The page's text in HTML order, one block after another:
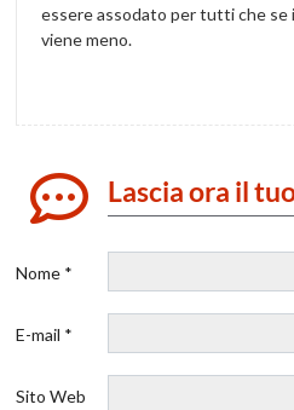
essere assodato per tutti che se
viene meno.
Lascia ora il
Nome *
E-mail *
Sito Web